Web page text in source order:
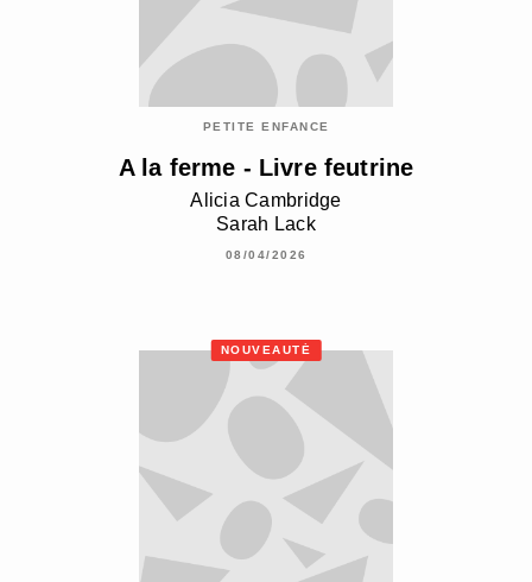
PETITE ENFANCE
A la ferme - Livre feutrine
Alicia Cambridge
Sarah Lack
08/04/2026
NOUVEAUTÉ